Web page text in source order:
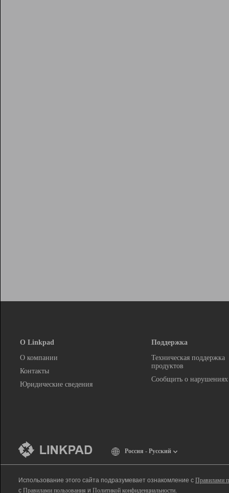
О Linkpad
О компании
Контакты
Юридические сведения
Поддержка
Техническая поддержка
продуктов
Сообщить о нарушениях
Россия - Русский
Использование этого сайта подразумевает ознакомление с Правилами
с Правилами пользования и Политикой конфиденциальности.